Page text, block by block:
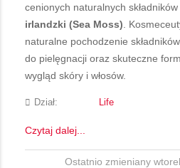
cenionych naturalnych
irlandzki (Sea Moss) .
naturalne pochodzenie
do pielęgnacji oraz skuteczne
wygląd skóry i włosów.
Dział: Life
Czytaj dalej...
Ostatnio zmieniany